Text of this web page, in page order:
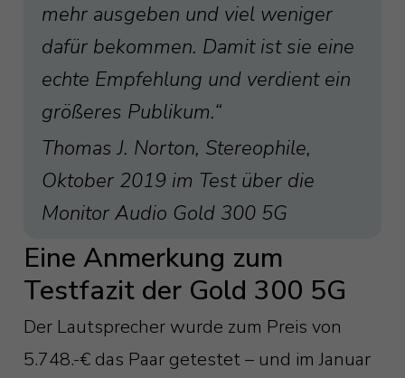
mehr ausgeben und viel weniger
dafür bekommen. Damit ist sie eine
echte Empfehlung und verdient ein
größeres Publikum.“
Thomas J. Norton, Stereophile,
Oktober 2019 im Test über die
Monitor Audio Gold 300 5G
Eine Anmerkung zum
Testfazit der Gold 300 5G
Der Lautsprecher wurde zum Preis von
5.748.-€ das Paar getestet – und im Januar